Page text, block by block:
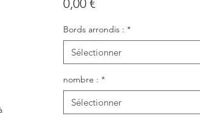
0,00 €
Bords arrondis : *
Sélectionner
nombre : *
Sélectionner